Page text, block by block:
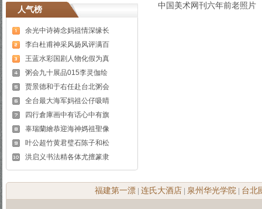
人气榜
余光中诗祷念妈祖情深缘长
李白杜甫神采风扬风评满百
王蓝水彩国剧人物化假为真
粥会九十展品015李灵伽绘
贾景德和于右任赴台北粥会
全台最大海军妈祖公仔吸晴
四行倉庫画中有话心中有旗
辜瑞蘭繪恭迎海神媽祖聖像
叶公超竹黄君璧石陈子和松
洪启义书法精各体尤擅篆隶
中国美术网刊六年前老照片
福建第一漂 连氏大酒店 泉州华光学院 台北